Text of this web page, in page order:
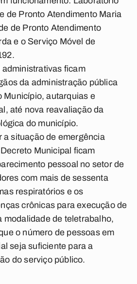
de Pronto Atendimento Maria
de Pronto Atendimento
e o Serviço Móvel de
administrativas ficam
da administração pública
Município, autarquias e
até nova reavaliação da
do município.
a situação de emergência
Municipal ficam
pessoal no setor de
com mais de sessenta
respiratórios e os
crônicas para execução de
modalidade de teletrabalho,
o número de pessoas em
seja suficiente para a
do serviço público.